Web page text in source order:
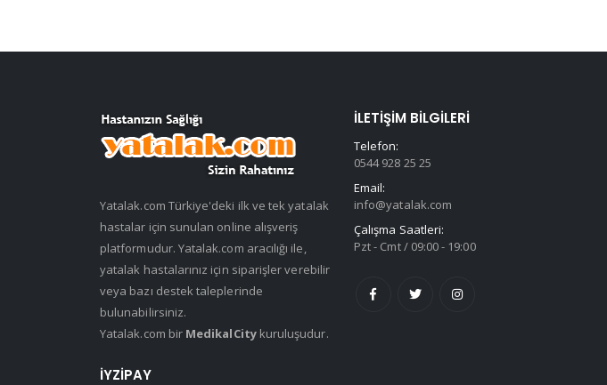
Yatalak.com Türkiye'deki ilk ve tek yatalak
hastalar için sunulan online alışveriş
platformudur. Yatalak.com aracılığı ile,
yatalak hastalarınız için siparişler verebilir
veya bazı destek taleplerinde
bulunabilirsiniz.
Yatalak.com bir MedikalCitykuruluşudur.
İYZIPAY
İLETIŞIM BILGILERI
Telefon:
0544 928 25 25
Email:
info@yatalak.com
Çalışma Saatleri:
Pzt - Cmt / 09:00 - 19:00